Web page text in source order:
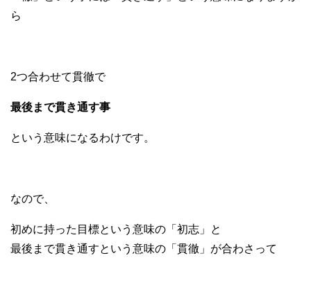
ら
2つ合わせて貫徹で
最後まで貫き通す事
という意味になるわけです。
なので、
初めに持った目標という意味の「初志」と
最後まで貫き通すという意味の「貫徹」が合わさって